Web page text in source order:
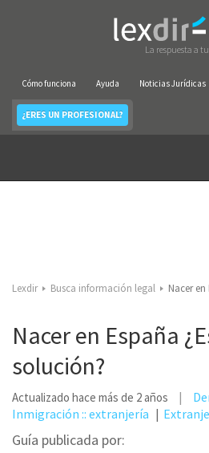
La respuesta a
Cómo funciona Ayuda Noticias Jurídicas
¿ERES UN PROFESIONAL?
Lexdir Busca información legal Nacer
Nacer en España
solución?
Actualizado hace más de 2 años
Inmigración :: extranjería
Guía publicada por: